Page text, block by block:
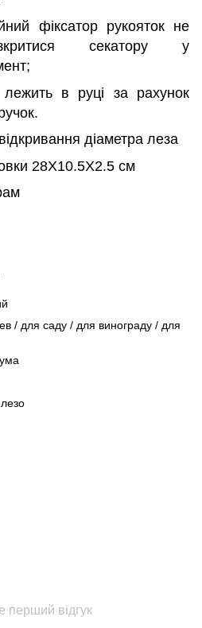
фіксатор рукояток не
секатору у
в руці за рахунок
діаметра леза
28X10.5X2.5 см
/ для саду / для винограду / для
перший відгук